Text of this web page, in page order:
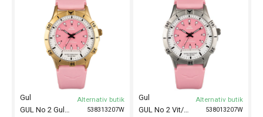
538313207W
Gul Alternativ butik
538013207W
Gul
GUL No 2 Vit/Rosa 36mm
Alternativ butik